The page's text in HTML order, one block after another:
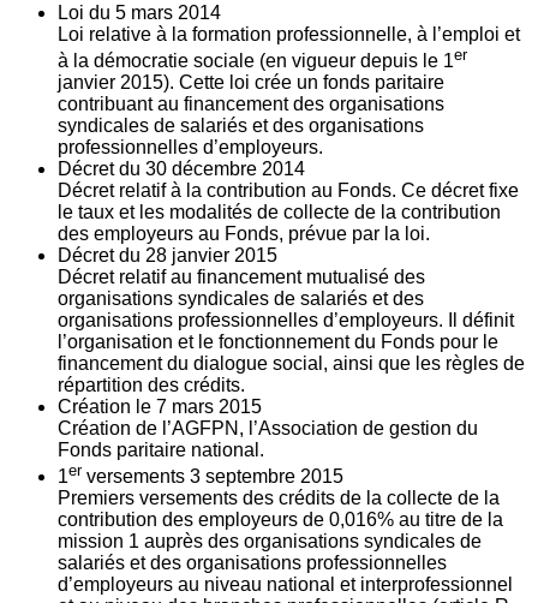
Loi du 5 mars 2014
Loi relative à la formation professionnelle, à l’emploi et
à la démocratie sociale (en vigueur depuis le 1er
janvier 2015). Cette loi crée un fonds paritaire
contribuant au financement des organisations
syndicales de salariés et des organisations
professionnelles d’employeurs.
Décret du 30 décembre 2014
Décret relatif à la contribution au Fonds. Ce décret fixe
le taux et les modalités de collecte de la contribution
des employeurs au Fonds, prévue par la loi.
Décret du 28 janvier 2015
Décret relatif au financement mutualisé des
organisations syndicales de salariés et des
organisations professionnelles d’employeurs. Il définit
l’organisation et le fonctionnement du Fonds pour le
financement du dialogue social, ainsi que les règles de
répartition des crédits.
Création le 7 mars 2015
Création de l’AGFPN, l’Association de gestion du
Fonds paritaire national.
1er versements 3 septembre 2015
Premiers versements des crédits de la collecte de la
contribution des employeurs de 0,016% au titre de la
mission 1 auprès des organisations syndicales de
salariés et des organisations professionnelles
d’employeurs au niveau national et interprofessionnel